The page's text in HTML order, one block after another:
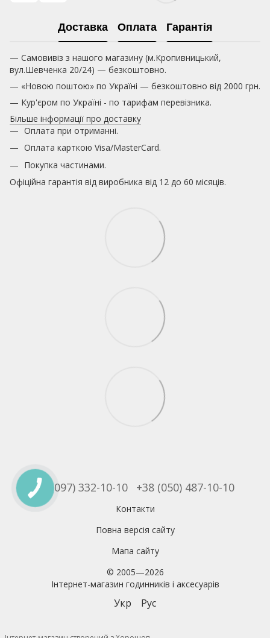
Доставка Оплата Гарантія
— Самовивіз з нашого магазину (м.Кропивницький,
вул.Шевченка 20/24) — безкоштовно.
— «Новою поштою» по Україні — безкоштовно від 2000 грн.
— Кур'єром по Україні - по тарифам перевізника.
Більше інформації про доставку
Оплата при отриманні.
Оплата карткою Visa/MasterCard.
Покупка частинами.
Офіційна гарантія від виробника від 12 до 60 місяців.
+38 (097) 332-10-10 +38 (050) 487-10-10
Контакти
Повна версія сайту
Мапа сайту
© 2005—2026
Інтернет-магазин годинників і аксесуарів
Укр Рус